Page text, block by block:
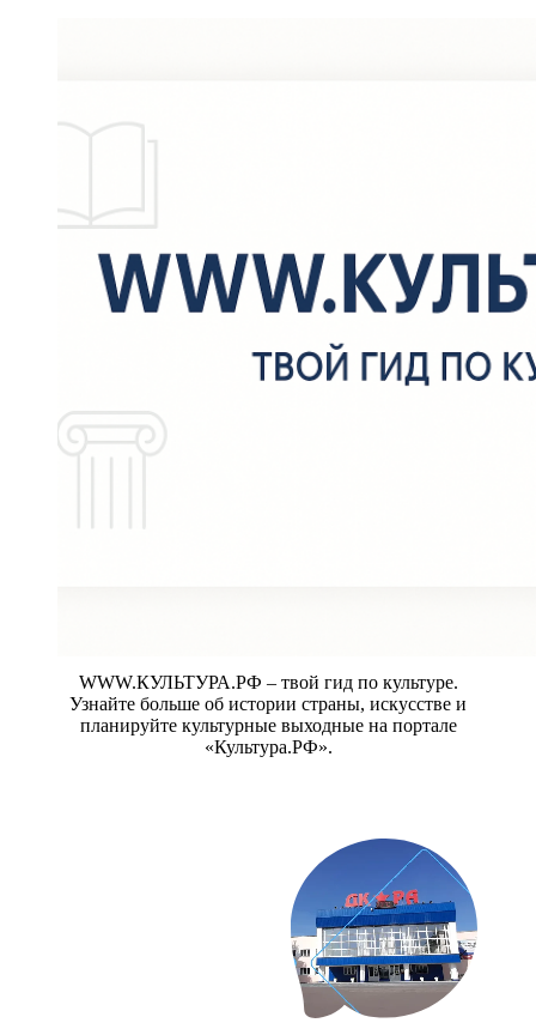
WWW.КУЛЬТУРА.РФ – твой гид по культуре.
Узнайте больше об истории страны, искусстве и
планируйте культурные выходные на портале
«Культура.РФ».